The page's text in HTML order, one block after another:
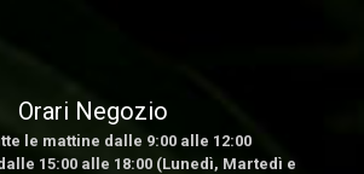
Orari Negozio
le mattine dalle 9:00 alle 12:00
15:00 alle 18:00 (Lunedì, Martedì e